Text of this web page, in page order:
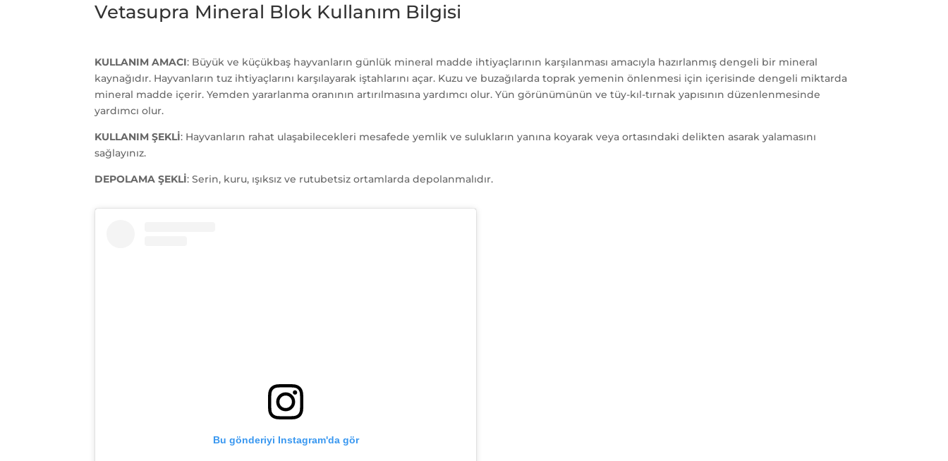
Vetasupra Mineral Blok Kullanım Bilgisi
KULLANIM AMACI: Büyük ve küçükbaş hayvanların günlük mineral madde ihtiyaçlarının karşılanması amacıyla hazırlanmış dengeli bir mineral
kaynağıdır. Hayvanların tuz ihtiyaçlarını karşılayarak iştahlarını açar. Kuzu ve buzağılarda toprak yemenin önlenmesi için içerisinde dengeli miktarda
mineral madde içerir. Yemden yararlanma oranının artırılmasına yardımcı olur. Yün görünümünün ve tüy-kıl-tırnak yapısının düzenlenmesinde
yardımcı olur.
KULLANIM ŞEKLİ: Hayvanların rahat ulaşabilecekleri mesafede yemlik ve sulukların yanına koyarak veya ortasındaki delikten asarak yalamasını
sağlayınız.
DEPOLAMA ŞEKLİ: Serin, kuru, ışıksız ve rutubetsiz ortamlarda depolanmalıdır.
Bu gönderiyi Instagram'da gör